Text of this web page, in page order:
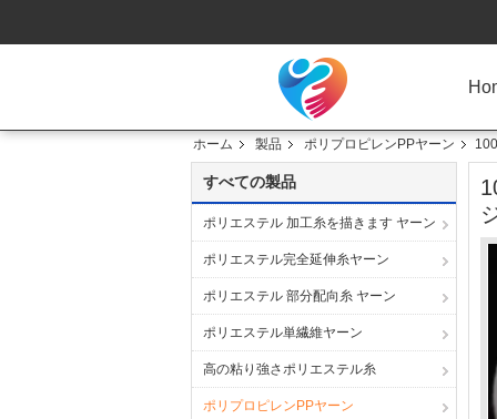
ホーム 製品 ポリプロピレンPPヤーン
すべての製品
ポリエステル 加工糸を描きます ヤーン
ポリエステル完全延伸糸ヤーン
ポリエステル 部分配向糸 ヤーン
ポリエステル単繊維ヤーン
高の粘り強さポリエステル糸
ポリプロピレンPPヤーン